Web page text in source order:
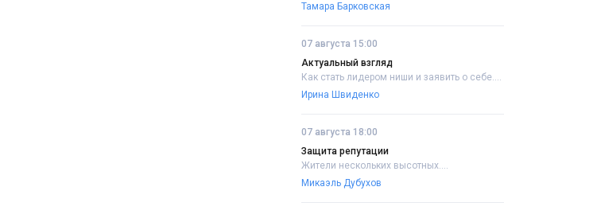
Тамара Барковская
07 августа 15:00
Актуальный взгляд
Как стать лидером ниши и заявить о себе....
Ирина Швиденко
07 августа 18:00
Защита репутации
Жители нескольких высотных....
Микаэль Дубухов